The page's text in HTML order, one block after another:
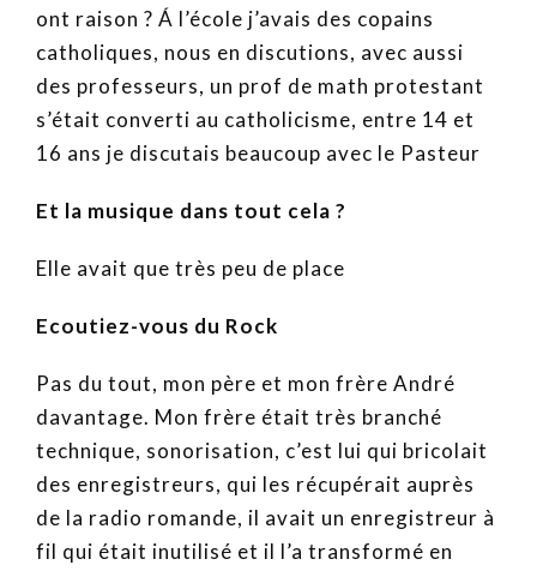
ont raison ? Á l’école j’avais des copains
catholiques, nous en discutions, avec aussi
des professeurs, un prof de math protestant
s’était converti au catholicisme, entre 14 et
16 ans je discutais beaucoup avec le Pasteur
Et la musique dans tout cela ?
Elle avait que très peu de place
Ecoutiez-vous du Rock
Pas du tout, mon père et mon frère André
davantage. Mon frère était très branché
technique, sonorisation, c’est lui qui bricolait
des enregistreurs, qui les récupérait auprès
de la radio romande, il avait un enregistreur à
fil qui était inutilisé et il l’a transformé en